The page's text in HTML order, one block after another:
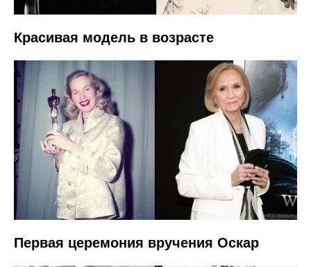
Красивая модель в возрасте
Первая церемония вручения Оскар